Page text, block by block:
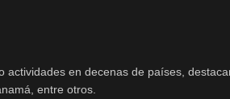
actividades en decenas de países,
entre otros.